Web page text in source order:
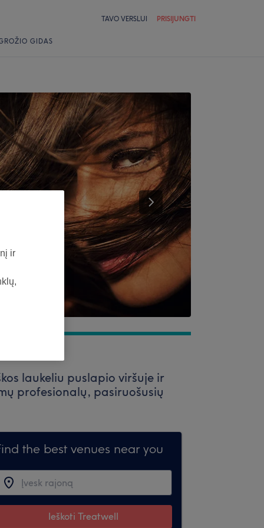
TAVO VERSLUI PRISIJUNGTI
GIDAS
laukeliu puslapio viršuje ir
profesionalų, pasiruošusių
the best venues near you
Ieškoti Treatwell
ir